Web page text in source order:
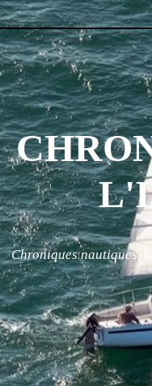
Skip to content
Chroniques nautiques,